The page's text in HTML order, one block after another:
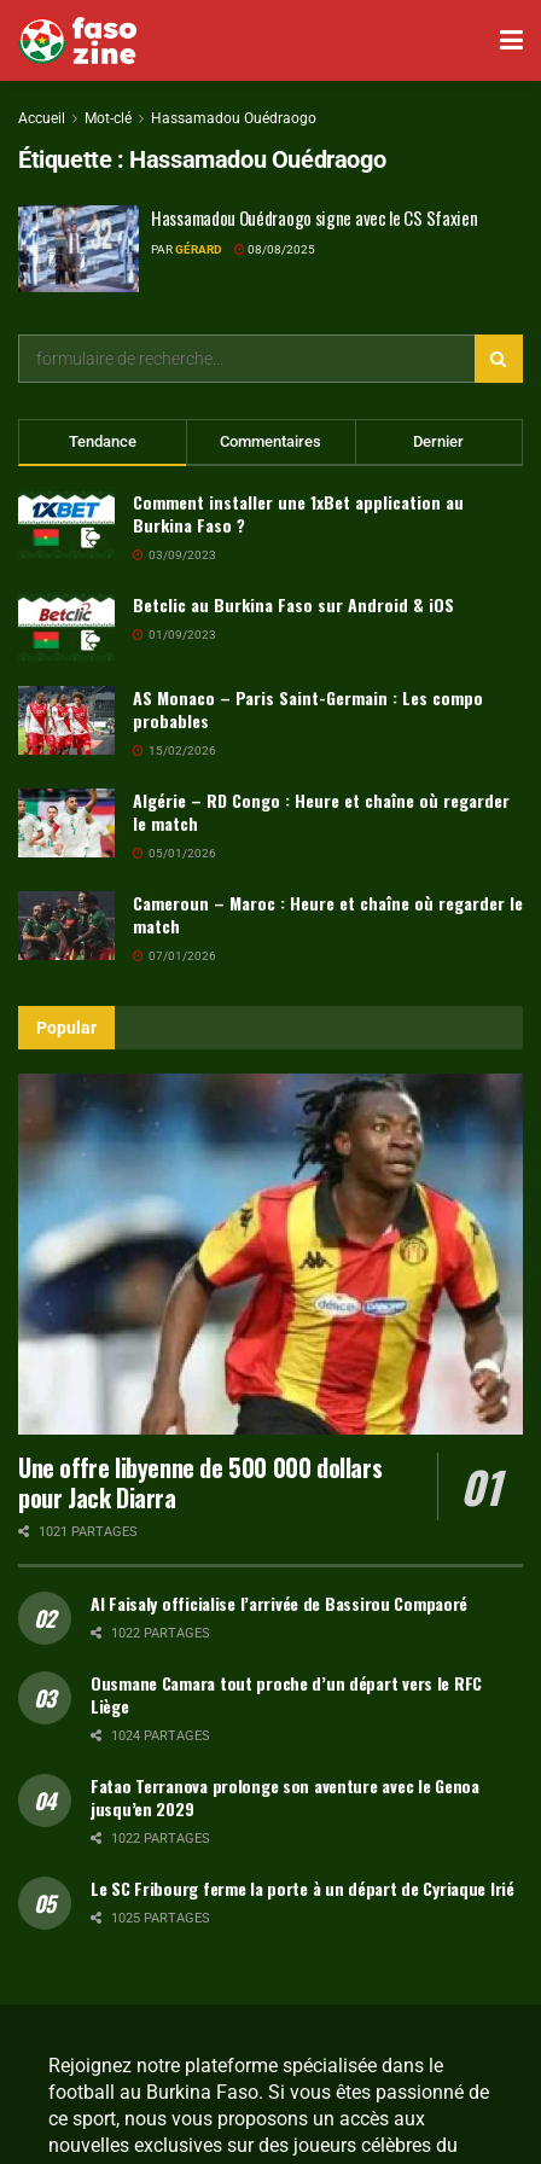
Accueil Mot-clé Hassamadou Ouédraogo
Étiquette : Hassamadou Ouédraogo
Hassamadou Ouédraogo signe avec le CS Sfaxien
PARGÉRARD 08/08/2025
Tendance Commentaires Dernier
Comment installer une 1xBet application au
Burkina Faso ?
03/09/2023
Betclic au Burkina Faso sur Android & iOS
01/09/2023
AS Monaco – Paris Saint-Germain : Les compo
probables
15/02/2026
Algérie – RD Congo : Heure et chaîne où regarder
le match
05/01/2026
Cameroun – Maroc : Heure et chaîne où regarder le
match
07/01/2026
Popular
Une offre libyenne de 500 000 dollars
pour Jack Diarra
1021 PARTAGES
Al Faisaly officialise l’arrivée de Bassirou Compaoré
1022 PARTAGES
Ousmane Camara tout proche d’un départ vers le RFC
Liège
1024 PARTAGES
Fatao Terranova prolonge son aventure avec le Genoa
jusqu’en 2029
1022 PARTAGES
Le SC Fribourg ferme la porte à un départ de Cyriaque Irié
1025 PARTAGES
Rejoignez notre plateforme spécialisée dans le
football au Burkina Faso. Si vous êtes passionné de
ce sport, nous vous proposons un accès aux
nouvelles exclusives sur des joueurs célèbres du